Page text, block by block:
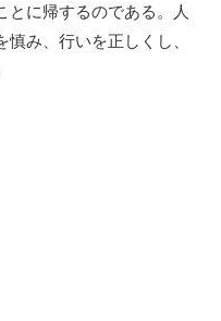
とに帰するのである。人
み、行いを正しくし、